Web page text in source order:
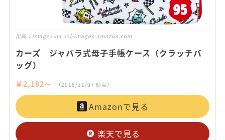
出典： images-na.ssl-images-amazon.com
カーズ ジャバラ式母子手帳ケース（クラッチバ
ッグ）
￥2,182〜 （2018/11/07 時点）
Amazonで見る
楽天で見る